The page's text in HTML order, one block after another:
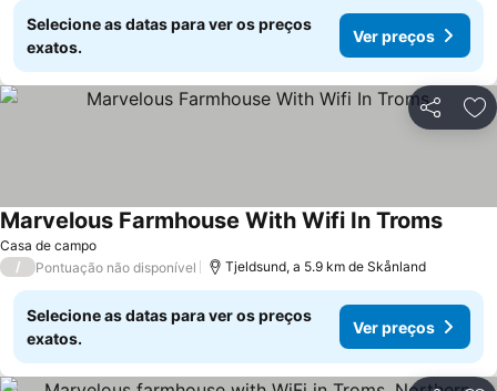
Selecione as datas para ver os preços
exatos.
Ver preços
Partilhar
Casa de campo
Marvelous Farmhouse With Wifi In Troms
/ Pontuação não disponível Tjeldsund, a 5.9 km de Skånland
Selecione as datas para ver os preços
exatos.
Ver preços